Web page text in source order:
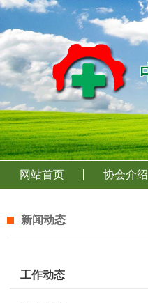
网站首页 协会介绍
新闻动态
工作动态